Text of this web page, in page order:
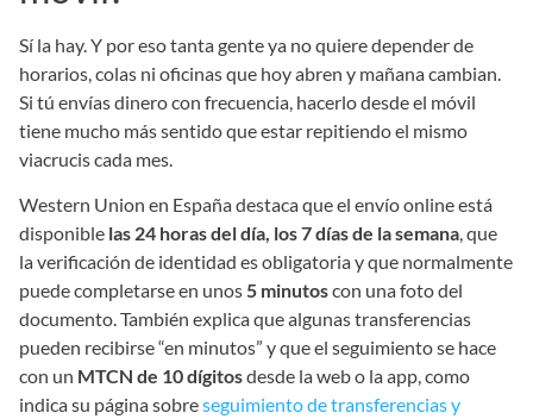
Sí la hay. Y por eso tanta gente ya no quiere depender de
horarios, colas ni oficinas que hoy abren y mañana cambian.
Si tú envías dinero con frecuencia, hacerlo desde el móvil
tiene mucho más sentido que estar repitiendo el mismo
viacrucis cada mes.
Western Union en España destaca que el envío online está
disponible las 24 horas del día, los 7 días de la semana, que
la verificación de identidad es obligatoria y que normalmente
puede completarse en unos5 minutoscon una foto del
documento. También explica que algunas transferencias
pueden recibirse “en minutos” y que el seguimiento se hace
con un MTCN de 10 dígitosdesde la web o la app, como
indica su página sobreseguimiento de transferencias y